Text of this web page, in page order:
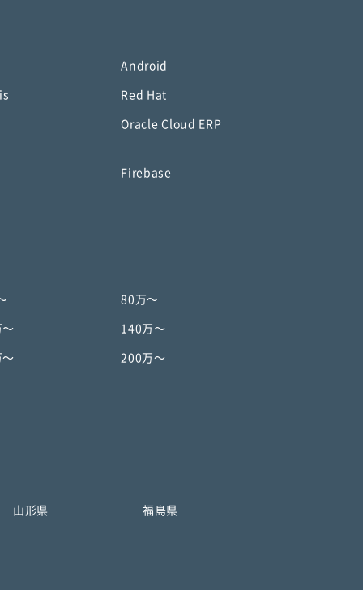
Android
Red Hat
Oracle Cloud ERP
Firebase
80万〜
〜 140万〜
〜 200万〜
山形県 福島県